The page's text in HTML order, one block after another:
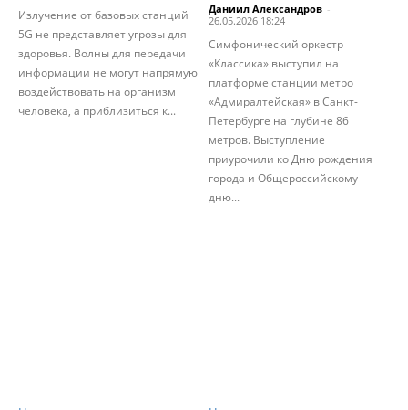
Излучение от базовых станций
5G не представляет угрозы для
здоровья. Волны для передачи
информации не могут напрямую
воздействовать на организм
человека, а приблизиться к...
Даниил Александров -
26.05.2026 18:24
Симфонический оркестр
«Классика» выступил на
платформе станции метро
«Адмиралтейская» в Санкт-
Петербурге на глубине 86
метров. Выступление
приурочили ко Дню рождения
города и Общероссийскому
дню...